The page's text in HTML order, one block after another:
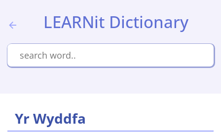
LEARNit Dictionary
Yr Wyddfa